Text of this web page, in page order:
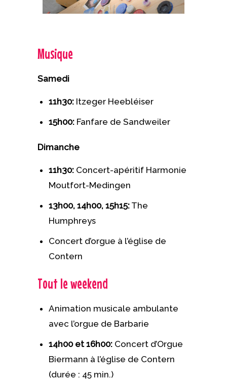
Musique
Samedi
11h30: Itzeger Heebléiser
15h00: Fanfare de Sandweiler
Dimanche
11h30: Concert-apéritif Harmonie
Moutfort-Medingen
13h00, 14h00, 15h15: The
Humphreys
Concert d’orgue à l’église de
Contern
Tout le weekend
Animation musicale ambulante
avec l’orgue de Barbarie
14h00 et 16h00: Concert d’Orgue
Biermann à l’église de Contern
(durée : 45 min.)